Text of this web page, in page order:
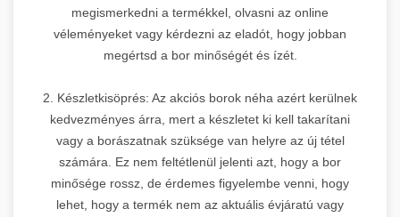
megismerkedni a termékkel, olvasni az online
véleményeket vagy kérdezni az eladót, hogy jobban
megértsd a bor minőségét és ízét.
2. Készletkisöprés: Az akciós borok néha azért kerülnek
kedvezményes árra, mert a készletet ki kell takarítani
vagy a borászatnak szüksége van helyre az új tétel
számára. Ez nem feltétlenül jelenti azt, hogy a bor
minősége rossz, de érdemes figyelembe venni, hogy
lehet, hogy a termék nem az aktuális évjáratú vagy